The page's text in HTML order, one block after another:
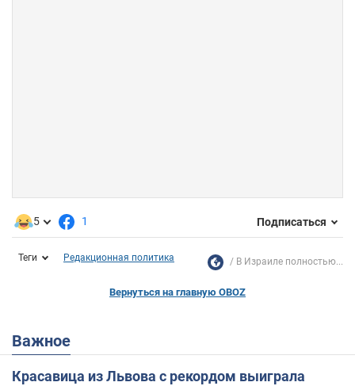
5 1 Подписаться
Теги Редакционная политика В Израиле полностью...
Вернуться на главную OBOZ
Важное
Красавица из Львова с рекордом выиграла